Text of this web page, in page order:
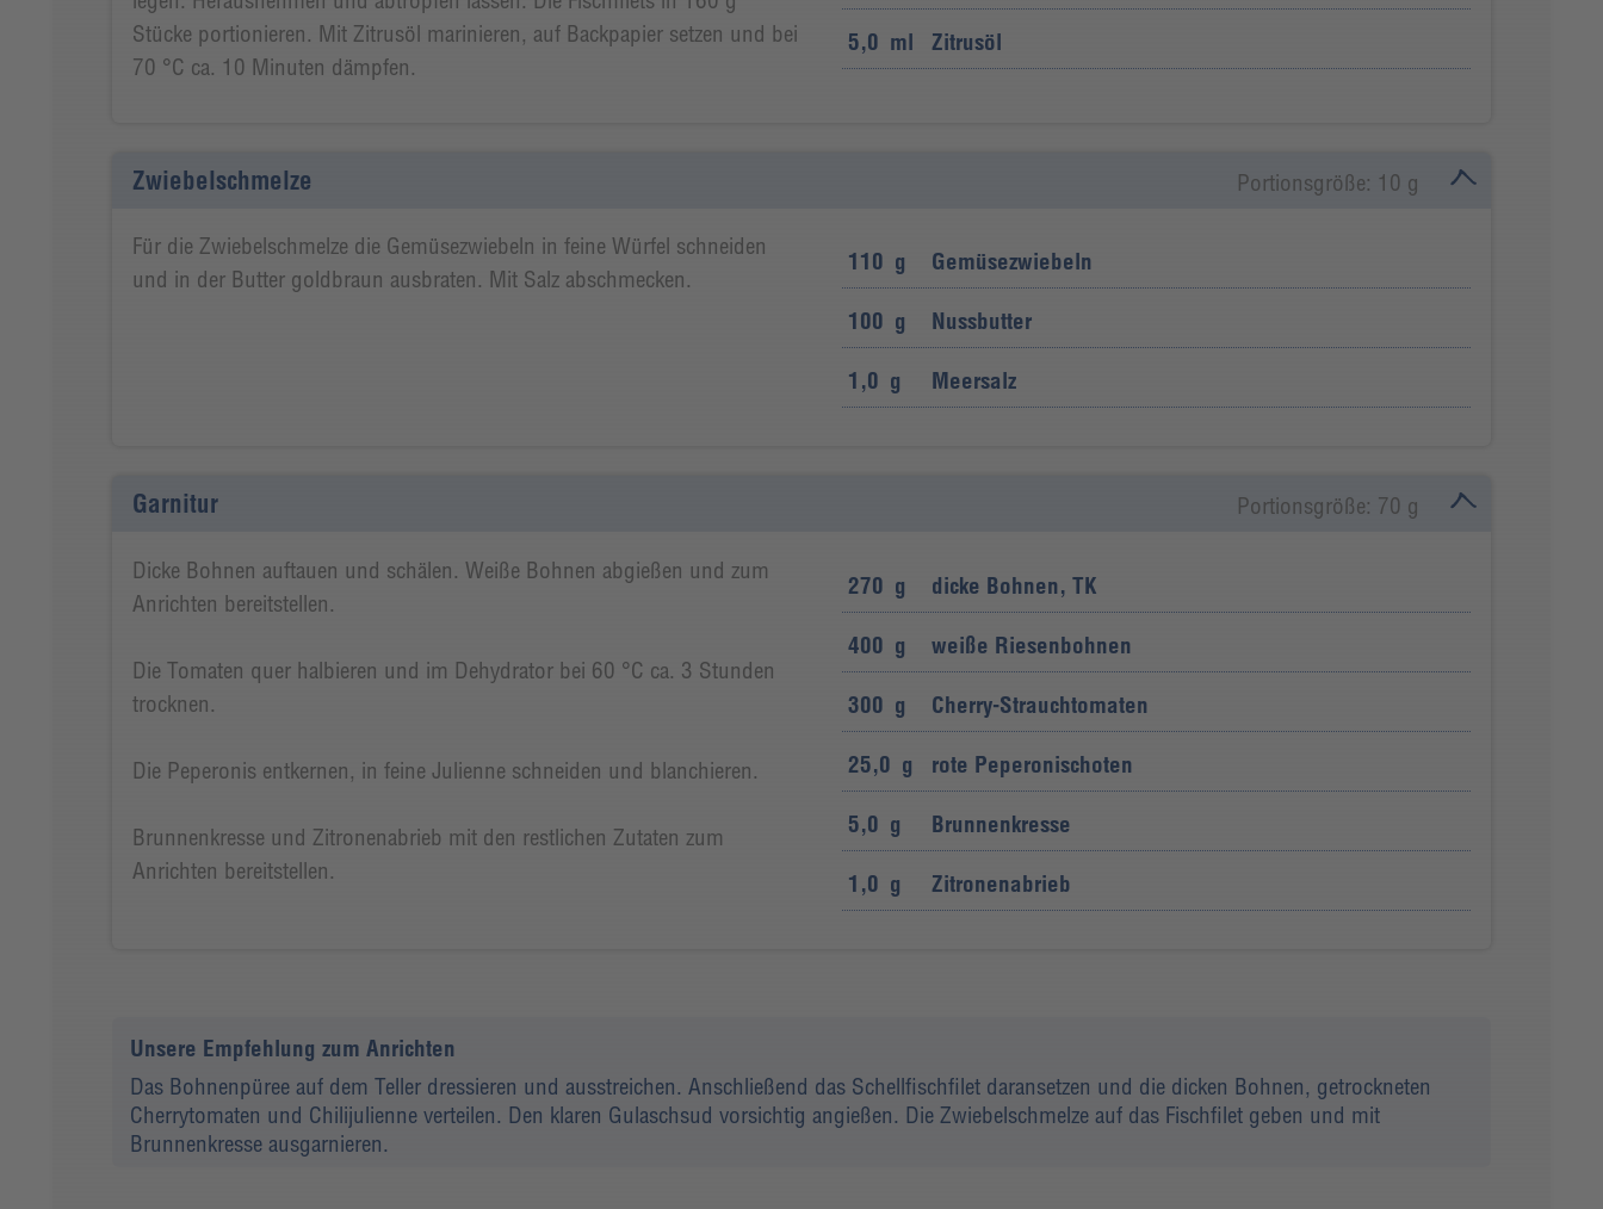
5,0 ml Zitrusöl
Stücke portionieren. Mit Zitrusöl marinieren, auf Backpapier setzen und bei
70 °C ca. 10 Minuten dämpfen.
Zwiebelschmelze Portionsgröße: 10 g
110 g Gemüsezwiebeln
100 g Nussbutter
1,0 g Meersalz
Für die Zwiebelschmelze die Gemüsezwiebeln in feine Würfel schneiden
und in der Butter goldbraun ausbraten. Mit Salz abschmecken.
Garnitur Portionsgröße: 70 g
270 g dicke Bohnen, TK
400 g weiße Riesenbohnen
300 g Cherry-Strauchtomaten
25,0 g rote Peperonischoten
5,0 g Brunnenkresse
1,0 g Zitronenabrieb
Dicke Bohnen auftauen und schälen. Weiße Bohnen abgießen und zum
Anrichten bereitstellen.
Die Tomaten quer halbieren und im Dehydrator bei 60 °C ca. 3 Stunden
trocknen.
Die Peperonis entkernen, in feine Julienne schneiden und blanchieren.
Brunnenkresse und Zitronenabrieb mit den restlichen Zutaten zum
Anrichten bereitstellen.
Unsere Empfehlung zum Anrichten
Das Bohnenpüree auf dem Teller dressieren und ausstreichen. Anschließend das Schellfischfilet daransetzen und die dicken Bohnen, getrockneten
Cherrytomaten und Chilijulienne verteilen. Den klaren Gulaschsud vorsichtig angießen. Die Zwiebelschmelze auf das Fischfilet geben und mit
Brunnenkresse ausgarnieren.